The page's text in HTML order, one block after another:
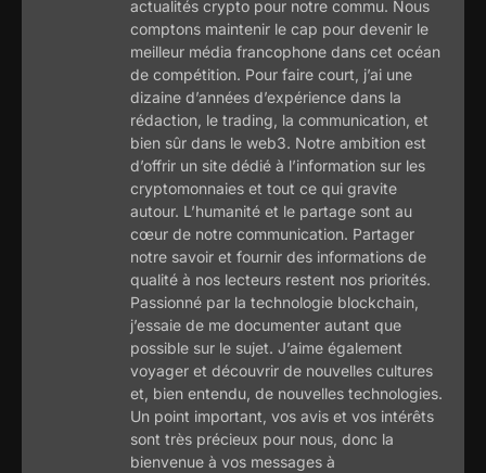
actualités crypto pour notre commu. Nous
comptons maintenir le cap pour devenir le
meilleur média francophone dans cet océan
de compétition. Pour faire court, j’ai une
dizaine d’années d’expérience dans la
rédaction, le trading, la communication, et
bien sûr dans le web3. Notre ambition est
d’offrir un site dédié à l’information sur les
cryptomonnaies et tout ce qui gravite
autour. L’humanité et le partage sont au
cœur de notre communication. Partager
notre savoir et fournir des informations de
qualité à nos lecteurs restent nos priorités.
Passionné par la technologie blockchain,
j’essaie de me documenter autant que
possible sur le sujet. J’aime également
voyager et découvrir de nouvelles cultures
et, bien entendu, de nouvelles technologies.
Un point important, vos avis et vos intérêts
sont très précieux pour nous, donc la
bienvenue à vos messages à